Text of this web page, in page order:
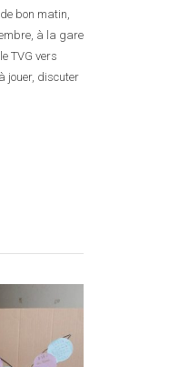
bon matin,
à la gare
TVG vers
jouer, discuter